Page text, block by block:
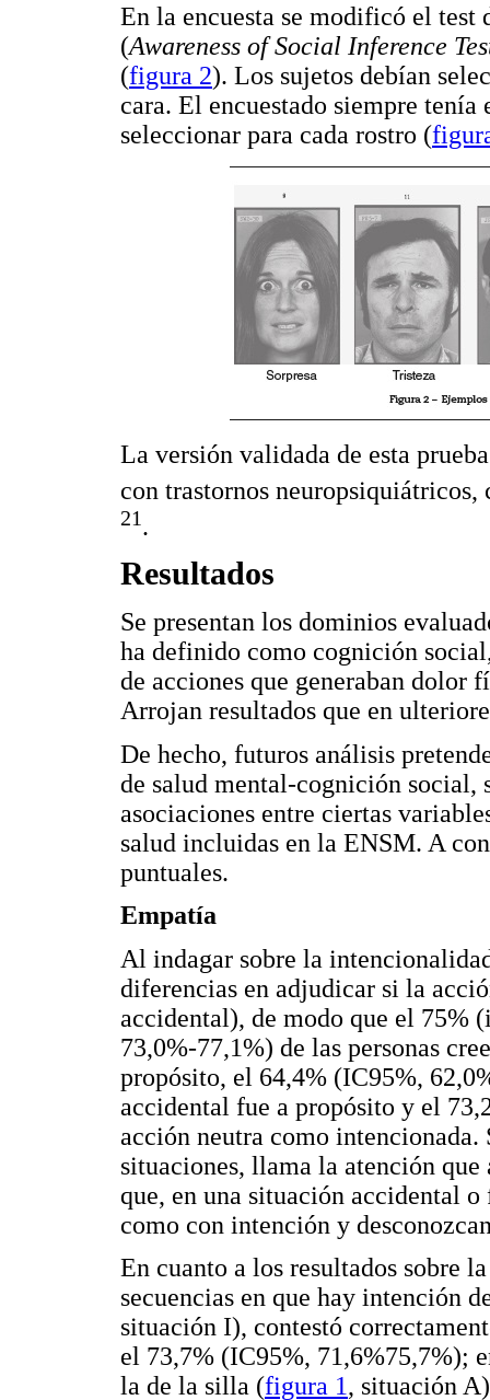
En la encuesta se modificó el
(Awareness of Social Inference
(figura 2). Los sujetos debían
cara. El encuestado siempre tenía
seleccionar para cada rostro (
La versión validada de esta
con trastornos neuropsiquiátricos,
21.
Resultados
Se presentan los dominios
ha definido como cognición
de acciones que generaban dolor
Arrojan resultados que en
De hecho, futuros análisis
de salud mental-cognición social,
asociaciones entre ciertas
salud incluidas en la ENSM. A
puntuales.
Empatía
Al indagar sobre la
diferencias en adjudicar si la
accidental), de modo que el 75%
73,0%-77,1%) de las personas
propósito, el 64,4% (IC95%,
accidental fue a propósito y el
acción neutra como
situaciones, llama la atención que
que, en una situación accidental
como con intención y
En cuanto a los resultados sobre
secuencias en que hay intención
situación I), contestó
el 73,7% (IC95%, 71,6%75,7%);
la de la silla (figura 1, situación